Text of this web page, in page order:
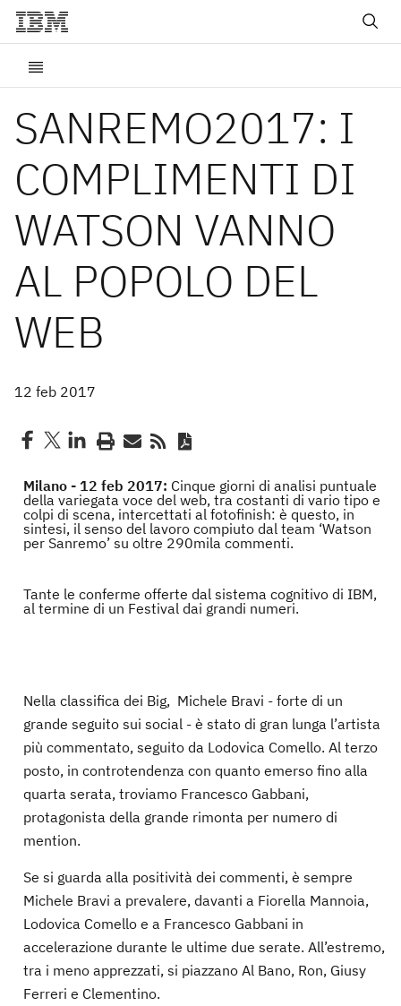
SANREMO2017: I
COMPLIMENTI DI
WATSON VANNO
AL POPOLO DEL
WEB
12 feb 2017
Milano - 12 feb 2017: Cinque giorni di analisi puntuale
della variegata voce del web, tra costanti di vario tipo e
colpi di scena, intercettati al fotofinish: è questo, in
sintesi, il senso del lavoro compiuto dal team ‘Watson
per Sanremo’ su oltre 290mila commenti.
Tante le conferme offerte dal sistema cognitivo di IBM,
al termine di un Festival dai grandi numeri.
Nella classifica dei Big, Michele Bravi - forte di un
grande seguito sui social - è stato di gran lunga l’artista
più commentato, seguito da Lodovica Comello. Al terzo
posto, in controtendenza con quanto emerso fino alla
quarta serata, troviamo Francesco Gabbani,
protagonista della grande rimonta per numero di
mention.
Se si guarda alla positività dei commenti, è sempre
Michele Bravi a prevalere, davanti a Fiorella Mannoia,
Lodovica Comello e a Francesco Gabbani in
accelerazione durante le ultime due serate. All’estremo,
tra i meno apprezzati, si piazzano Al Bano, Ron, Giusy
Ferreri e Clementino.